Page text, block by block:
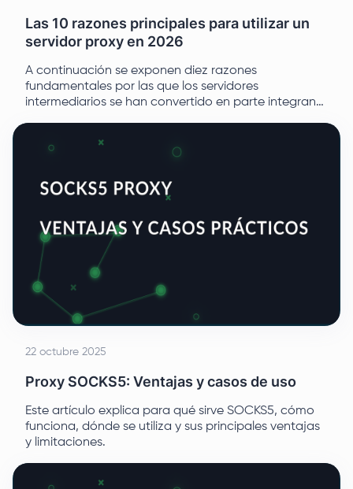
Las 10 razones principales para utilizar un
servidor proxy en 2026
A continuación se exponen diez razones
fundamentales por las que los servidores
intermediarios se han convertido en parte integrante
22 octubre 2025
Proxy SOCKS5: Ventajas y casos de uso
Este artículo explica para qué sirve SOCKS5, cómo
funciona, dónde se utiliza y sus principales ventajas
y limitaciones.